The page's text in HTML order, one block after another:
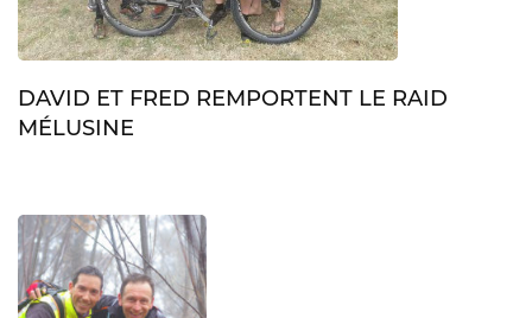
DAVID ET FRED REMPORTENT LE RAID
MÉLUSINE